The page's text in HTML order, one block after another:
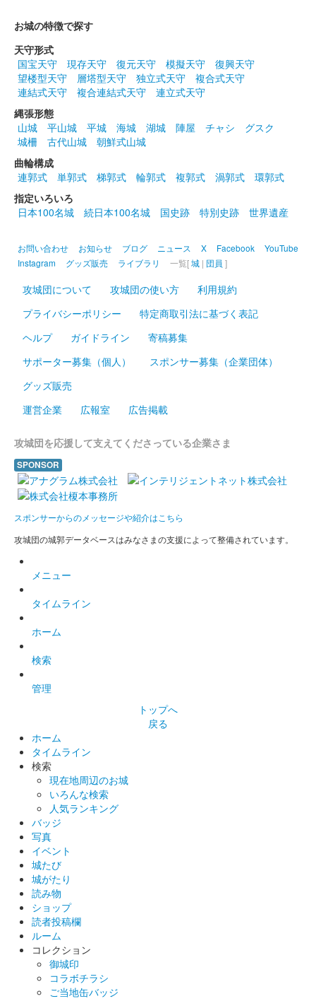
お城の特徴で探す
天守形式
国宝天守
現存天守 復元天守 模擬天守
復興天守
望楼型天守
層塔型天守 独立式天守
複合式天守
連結式天守
複合連結式天守
連立式天守
縄張形態
山城
平山城 平城 海城 湖城 陣屋 チャシ
グスク
城柵
古代山城
朝鮮式山城
曲輪構成
連郭式
単郭式 梯郭式 輪郭式 複郭式 渦郭式
環郭式
指定いろいろ
日本100名城
続日本100名城 国史跡 特別史跡 世界遺産
お問い合わせ お知らせ ブログ ニュース X Facebook
YouTube
Instagram
グッズ販売 ライブラリ 一覧[城 | 団員 ]
攻城団について 攻城団の使い方
利用規約
プライバシーポリシー
特定商取引法に基づく表記
ヘルプ
ガイドライン
寄稿募集
サポーター募集（個人）
スポンサー募集（企業団体）
グッズ販売
運営企業
広報室 広告掲載
攻城団を応援して支えてくださっている企業さま
SPONSOR
スポンサーからのメッセージや紹介はこちら
攻城団の城郭データベースはみなさまの支援によって整備されています。
メニュー
タイムライン
ホーム
検索
管理
トップへ
戻る
ホーム
タイムライン
検索
現在地周辺のお城
いろんな検索
人気ランキング
バッジ
写真
イベント
城たび
城がたり
読み物
ショップ
読者投稿欄
ルーム
コレクション
御城印
コラボチラシ
ご当地缶バッジ